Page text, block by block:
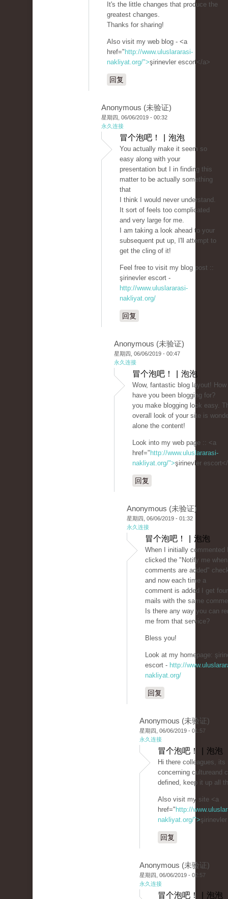
It's the little changes that produce the
greatest changes.
Thanks for sharing!
Also visit my web blog - <a
href=" http://www.uluslararasi-
nakliyat.org/">şirinevler escort</a>
回复
Anonymous (未验证)
星期四, 06/06/2019 - 00:32
永久连接
冒个泡吧！ | 泡泡
You actually make it seem so
easy along with your
presentation but I in finding this
matter to be actually something
that
I think I would never understand.
It sort of feels too complicated
and very large for me.
I am taking a look ahead to your
subsequent put up, I'll attempt to
get the cling of it!
Feel free to visit my blog post ::
şirinevler escort -
http://www.uluslararasi-
nakliyat.org/
回复
Anonymous (未验证)
星期四, 06/06/2019 - 00:47
永久连接
冒个泡吧！ | 泡泡
Wow, fantastic blog layout! How
have you been blogging for?
you make blogging look easy.
overall look of your site is
alone the content!
Look into my web page :: <a
href=" http://www.uluslararasi-
nakliyat.org/">şirinevler
回复
Anonymous (未验证)
星期四, 06/06/2019 - 01:32
永久连接
冒个泡吧！ | 泡泡
When I initially commented
clicked the "Notify me
comments are added"
and now each time a
comment is added I get
mails with the same
Is there any way you can
me from that service?
Bless you!
Look at my homepage:
escort - http://
nakliyat.org/
回复
Anonymous (未验证)
星期四, 06/06/2019 - 01:57
永久连接
冒个泡吧！ | 泡泡
Hi there colleagues,
concerning cultureand
defined, keep it up all
Also visit my site <a
href=" http://
nakliyat.org/">
回复
Anonymous (未验证)
星期四, 06/06/2019 - 02:57
永久连接
冒个泡吧！ | 泡泡